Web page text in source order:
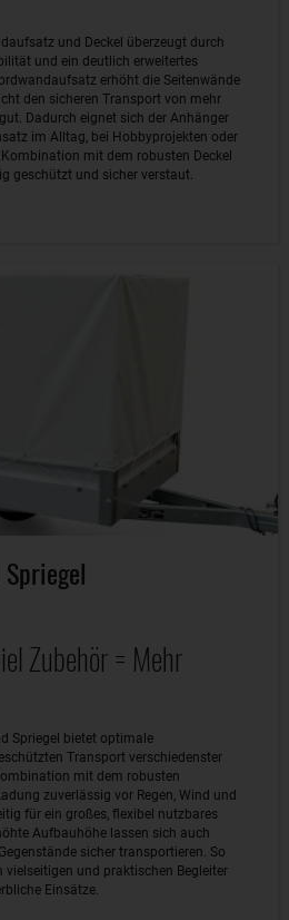
und Deckel überzeugt durch
und ein deutlich erweitertes
erhöht die Seitenwände
den sicheren Transport von mehr
Dadurch eignet sich der Anhänger
im Alltag, bei Hobbyprojekten oder
mit dem robusten Deckel
geschützt und sicher verstaut.
Zubehör = Mehr
Spriegel bietet optimale
Transport verschiedenster
mit dem robusten
zuverlässig vor Regen, Wind und
für ein großes, flexibel nutzbares
Aufbauhöhe lassen sich auch
sicher transportieren. So
vielseitigen und praktischen Begleiter
Einsätze.